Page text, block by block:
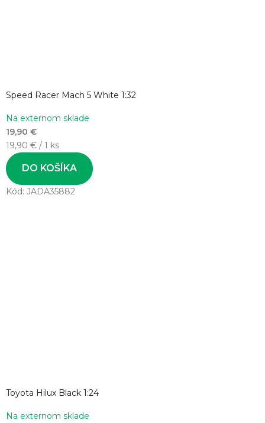
Speed Racer Mach 5 White 1:32
Na externom sklade
19,90 €
Jednotková
cena:
19,90 € / 1 ks
DO KOŠÍKA
Kód: JADA35882
Toyota Hilux Black 1:24
Na externom sklade